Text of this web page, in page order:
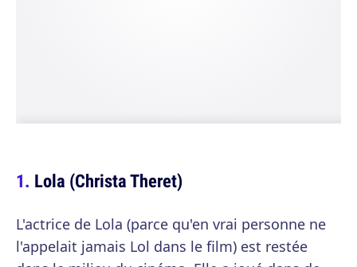
Lola (Christa Theret)
L'actrice de Lola (parce qu'en vrai personne ne
l'appelait jamais Lol dans le film) est restée